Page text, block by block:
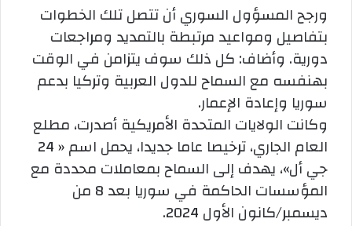
ورجح المسؤول السوري أن تتصل تلك الخطوات
بتفاصيل ومواعيد مرتبطة بالتمديد ومراجعات
دورية. وأضاف: كل ذلك سوف يتزامن في الوقت
بهنفسه مع السماح للدول العربية وتركيا بدعم
سوريا وإعادة الإعمار.
وكانت الولايات المتحدة الأمريكية أصدرت، مطلع
العام الجاري، ترخيصا عاما جديدا، يحمل اسم « 24
جي أل»، يهدف إلى السماح بمعاملات محددة مع
المؤسسات الحاكمة في سوريا بعد 8 من
ديسمبر/كانون الأول 2024.